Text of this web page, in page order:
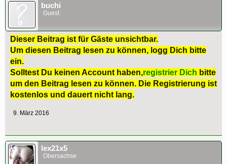
buchi
Guest
Dieser Beitrag ist für Gäste unsichtbar.
Um diesen Beitrag lesen zu können, logg Dich bitte
ein.
Solltest Du keinen Account haben,registrier Dich bitte
um den Beitrag lesen zu können. Die Registrierung ist
kostenlos und dauert nicht lang.
9. März 2016
lex21x5
Obersachse